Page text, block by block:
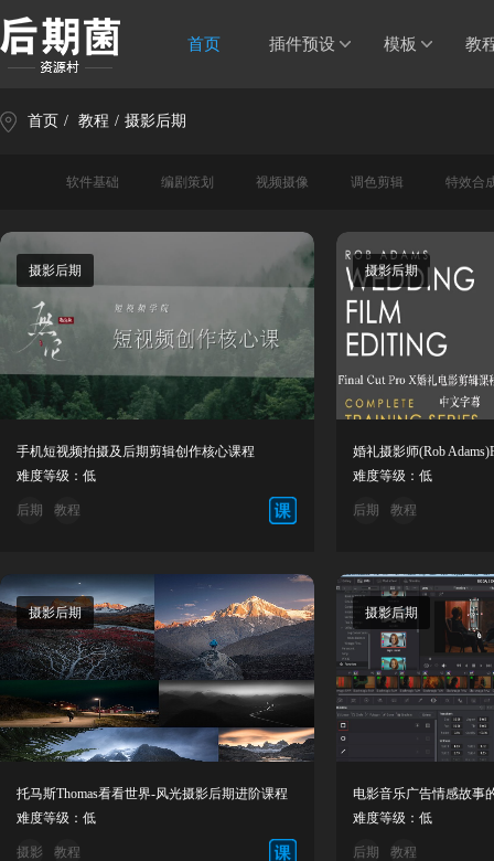
首页 插件预设 模板 教
首页 / 教程 / 摄影后期
软件基础 编剧策划 视频摄像 调色剪辑 特效合
摄影后期
手机短视频拍摄及后期剪辑创作核心课程
难度等级：低
后期 教程
摄影后期
难度等级：低
后期 教程
摄影后期
托马斯Thomas看看世界-风光摄影后期进阶课程
难度等级：低
摄影 教程
摄影后期
难度等级：低
后期 教程